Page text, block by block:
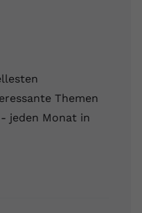
Themen
jeden Monat in